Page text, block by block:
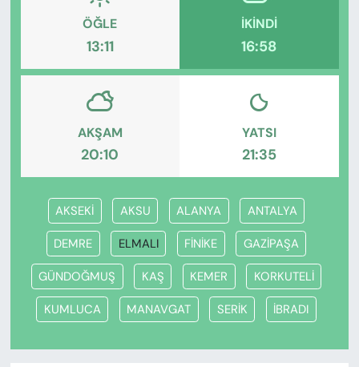
ÖĞLE
13:11
İKINDI
16:58
AKŞAM
20:10
YATSI
21:35
AKSEKİ AKSU ALANYA ANTALYA
DEMRE ELMALI FİNİKE GAZİPAŞA
GÜNDOĞMUŞ KAŞ KEMER KORKUTELİ
KUMLUCA MANAVGAT SERİK İBRADI
YAZAR KÖŞESİ
SİYASET
VAN VE DİYARBAKIR HABERLERİ